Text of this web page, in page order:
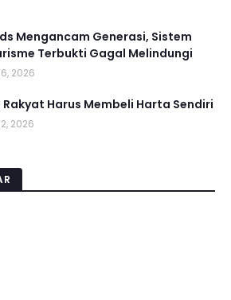
Mengancam Generasi, Sistem
Terbukti Gagal Melindungi
2026
Rakyat Harus Membeli Harta Sendiri
2026